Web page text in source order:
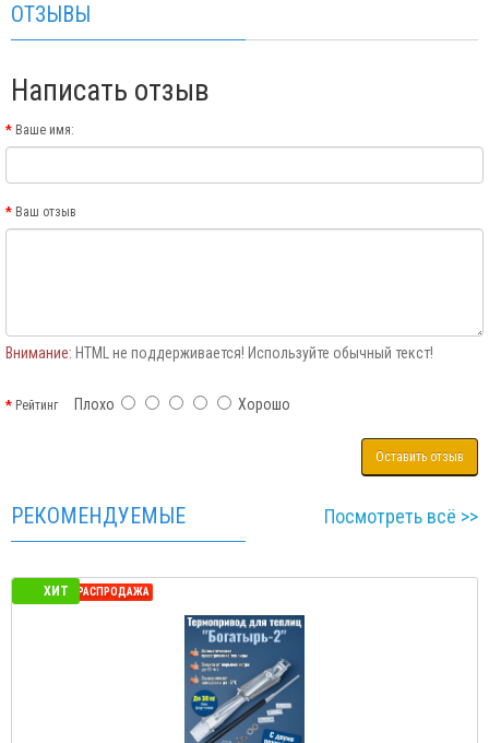
ОТЗЫВЫ
Написать отзыв
Ваше имя:
Ваш отзыв
Внимание: HTML не поддерживается! Используйте обычный текст!
РейтингПлохо Хорошо
Оставить отзыв
РЕКОМЕНДУЕМЫЕ Посмотреть всё >>
ХИТ
СЕЗОННАЯ РАСПРОДАЖА